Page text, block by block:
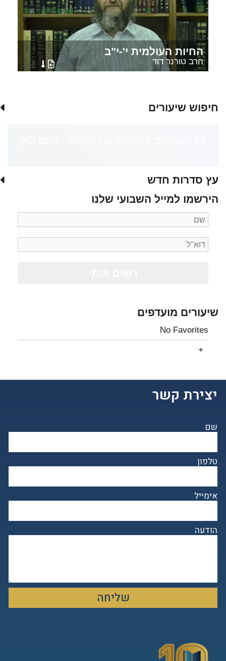
החיות העולמית י'-י"ב
הרב טורנר דוד
חיפוש שיעורים
עץ סדרות חדש
הירשמו למייל השבועי שלנו
שיעורים מועדפים
No Favorites
יצירת קשר
שם
טלפון
אימייל
הודעה
שליחה